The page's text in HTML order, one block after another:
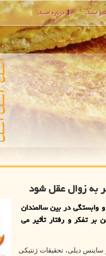
اسنك درباره اسنك
وابستگی در بین سالمندان
تفکر و رفتار تأثیر می
دیلی، تحقیقات ژنتیکی